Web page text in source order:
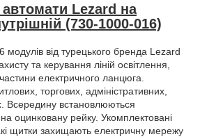
Lezard на
(730-1000-016)
модулів від турецького бренда Lezard
та керування ліній освітлення,
електричного ланцюга.
торгових, адміністративних,
Всередину встановлюються
оцинковану рейку. Укомплектовані
щитки захищають електричну мережу